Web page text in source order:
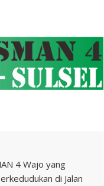
4 Wajo yang
di Jalan